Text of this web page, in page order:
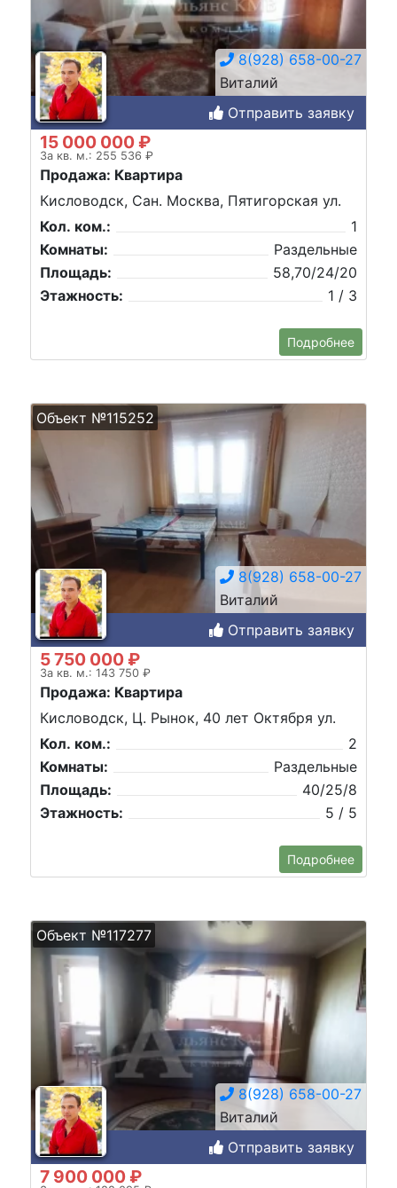
8(928) 658-00-27
Виталий
Отправить заявку
15 000 000 ₽
За кв. м.: 255 536 ₽
Продажа: Квартира
Кисловодск, Сан. Москва, Пятигорская ул.
Кол. ком.:
1
Комнаты:
Раздельные
Площадь:
58,70/24/20
Этажность:
1 / 3
Подробнее
Объект №115252
8(928) 658-00-27
Виталий
Отправить заявку
5 750 000 ₽
За кв. м.: 143 750 ₽
Продажа: Квартира
Кисловодск, Ц. Рынок, 40 лет Октября ул.
Кол. ком.:
2
Комнаты:
Раздельные
Площадь:
40/25/8
Этажность:
5 / 5
Подробнее
Объект №117277
8(928) 658-00-27
Виталий
Отправить заявку
7 900 000 ₽